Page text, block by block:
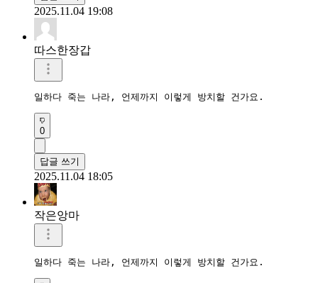
2025.11.04 19:08
따스한장갑
일하다 죽는 나라, 언제까지 이렇게 방치할 건가요.
0
답글 쓰기
2025.11.04 18:05
작은앙마
일하다 죽는 나라, 언제까지 이렇게 방치할 건가요.